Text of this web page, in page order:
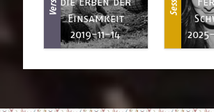
Einsamkeit
2019-11-14